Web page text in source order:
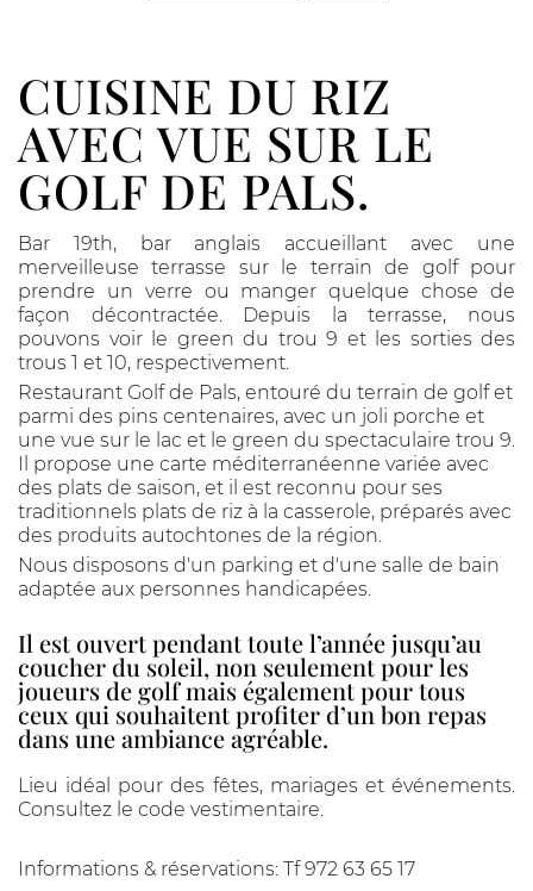
CUISINE DU RIZ
AVEC VUE SUR LE
GOLF DE PALS.
Bar 19th, bar anglais accueillant avec une
merveilleuse terrasse sur le terrain de golf pour
prendre un verre ou manger quelque chose de
façon décontractée. Depuis la terrasse, nous
pouvons voir le green du trou 9 et les sorties des
trous 1 et 10, respectivement.
Restaurant Golf de Pals, entouré du terrain de golf et
parmi des pins centenaires, avec un joli porche et
une vue sur le lac et le green du spectaculaire trou 9.
Il propose une carte méditerranéenne variée avec
des plats de saison, et il est reconnu pour ses
traditionnels plats de riz à la casserole, préparés avec
des produits autochtones de la région.
Nous disposons d'un parking et d'une salle de bain
adaptée aux personnes handicapées.
Il est ouvert pendant toute l’année jusqu’au
coucher du soleil, non seulement pour les
joueurs de golf mais également pour tous
ceux qui souhaitent profiter d’un bon repas
dans une ambiance agréable.
Lieu idéal pour des fêtes, mariages et événements.
Consultez le code vestimentaire.
Informations & réservations: Tf 972 63 65 17